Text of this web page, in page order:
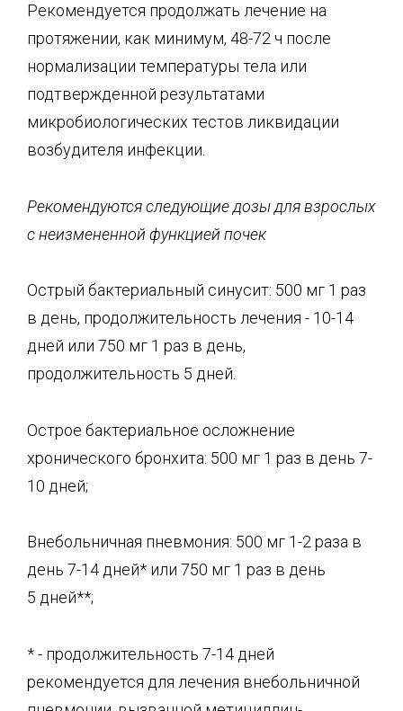
Рекомендуется продолжать лечение на
протяжении, как минимум, 48-72 ч после
нормализации температуры тела или
подтвержденной результатами
микробиологических тестов ликвидации
возбудителя инфекции.
Рекомендуются следующие дозы для взрослых
с неизмененной функцией почек
Острый бактериальный синусит: 500 мг 1 раз
в день, продолжительность лечения - 10-14
дней или 750 мг 1 раз в день,
продолжительность 5 дней.
Острое бактериальное осложнение
хронического бронхита: 500 мг 1 раз в день 7-
10 дней;
Внебольничная пневмония: 500 мг 1-2 раза в
день 7-14 дней* или 750 мг 1 раз в день
5 дней**;
* - продолжительность 7-14 дней
рекомендуется для лечения внебольничной